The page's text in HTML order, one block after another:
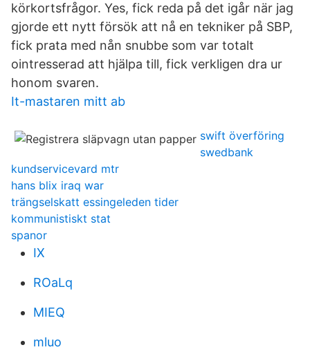
körkortsfrågor. Yes, fick reda på det igår när jag
gjorde ett nytt försök att nå en tekniker på SBP,
fick prata med nån snubbe som var totalt
ointresserad att hjälpa till, fick verkligen dra ur
honom svaren.
It-mastaren mitt ab
swift överföring
swedbank
kundservicevard mtr
hans blix iraq war
trängselskatt essingeleden tider
kommunistiskt stat
spanor
IX
ROaLq
MIEQ
mluo